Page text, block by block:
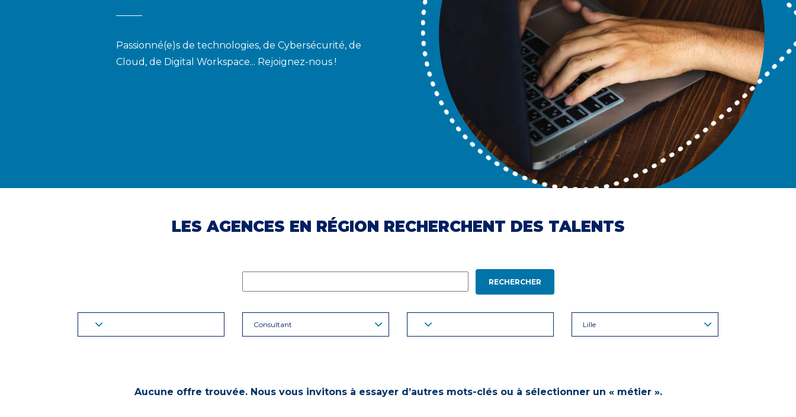
Passionné(e)s de technologies, de Cybersécurité, de
Cloud, de Digital Workspace... Rejoignez-nous !
LES AGENCES EN RÉGION RECHERCHENT DES TALENTS
RECHERCHER
Consultant Lille
Aucune offre trouvée. Nous vous invitons à essayer d’autres mots-clés ou à sélectionner un « métier ».